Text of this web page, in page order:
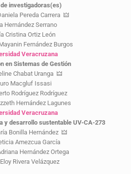
investigadoras(es)
Pereda Carrera 🜲
Hernández Serrano
Cristina Ortiz León
Fernández Burgos
Veracruzana
en Sistemas de Gestión
Chabat Uranga 🜲
Macgluf Issasi
Rodríguez Rodríguez
Hernández Lagunes
Veracruzana
y desarrollo sustentable UV-CA-273
Bonilla Hernández 🜲
Amezcua García
Hernández Ortega
Rivera Velázquez